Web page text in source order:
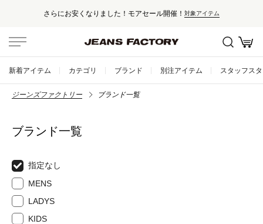
さらにお安くなりました！モアセール開催！ 対象アイテム
新着アイテム カテゴリ ブランド 別注アイテム スタッフス
ジーンズファクトリー ブランド一覧
ブランド一覧
指定なし
MENS
LADYS
KIDS